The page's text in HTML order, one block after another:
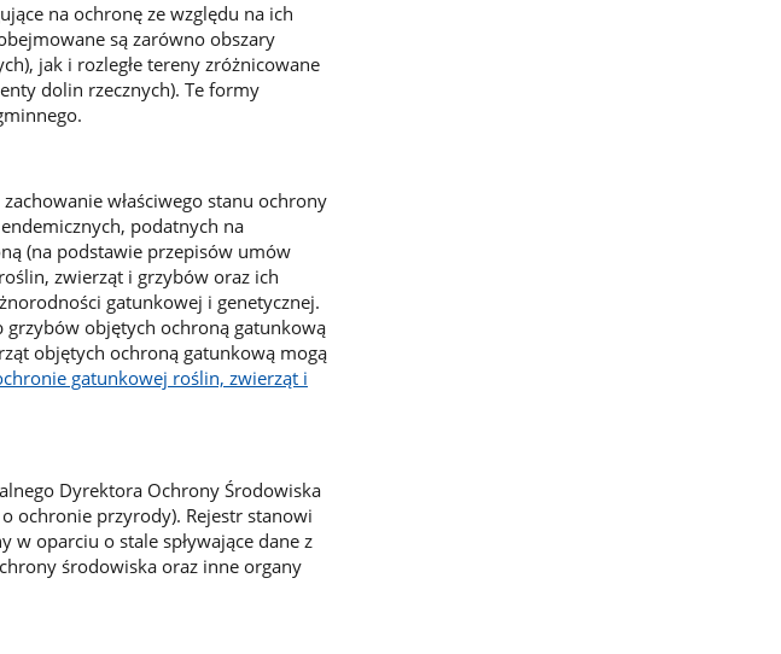
na ochronę ze względu na ich
są zarówno obszary
jak i rozległe tereny zróżnicowane
dolin rzecznych). Te formy
właściwego stanu ochrony
podatnych na
(na podstawie przepisów umów
zwierząt i grzybów oraz ich
gatunkowej i genetycznej.
objętych ochroną gatunkową
objętych ochroną gatunkową mogą
gatunkowej roślin, zwierząt i
Dyrektora Ochrony Środowiska
ochronie przyrody). Rejestr stanowi
oparciu o stale spływające dane z
środowiska oraz inne organy